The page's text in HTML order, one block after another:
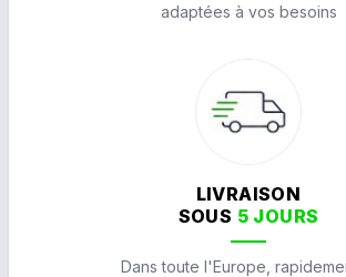
adaptées à vos besoins
LIVRAISON
SOUS 5 JOURS
Dans toute l'Europe,